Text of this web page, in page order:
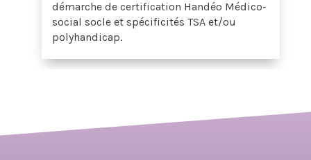
démarche de certification Handéo Médico-
social socle et spécificités TSA et/ou
polyhandicap.